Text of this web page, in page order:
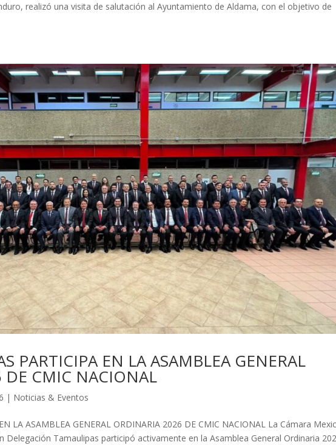
realizó una visita de salutación al Ayuntamiento de Aldama, con el objetivo de
PARTICIPA EN LA ASAMBLEA GENERAL
CMIC NACIONAL
| Noticias & Eventos
LA ASAMBLEA GENERAL ORDINARIA 2026 DE CMIC NACIONAL La Cámara
Delegación Tamaulipas participó activamente en la Asamblea General Ordinaria